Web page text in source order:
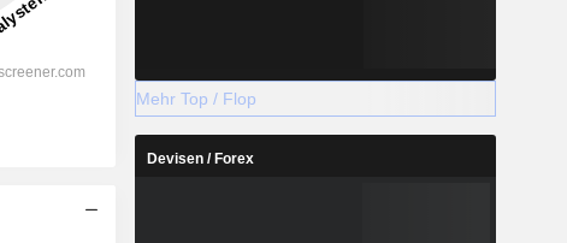
Mehr Top / Flop
Devisen / Forex